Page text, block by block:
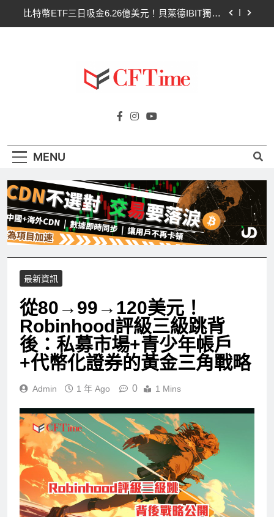
CLARITY法案最後闖關！開發者免責與總統道德條
比特幣收復64000美元！拋售三日即反轉！短期持
有者從恐慌賣出轉為淨買入
4.79億，華爾街重拾信心
Cftime.io
AI（ChatGPT）、區塊鏈、NFT、加密貨
MENU
最新資訊
從80→99→120美元！
Robinhood評級三級跳背
後：私募市場+青少年帳戶
+代幣化證券的黃金三角戰略
Admin 1 年 Ago 0 1 Mins